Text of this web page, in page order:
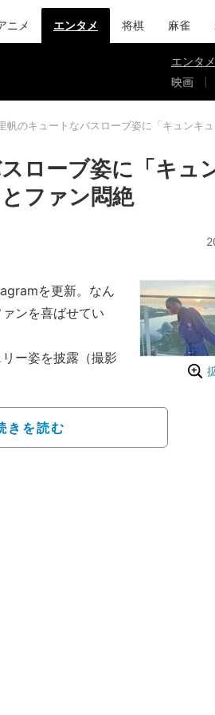
ニメ エンタメ 将棋 麻雀
エンタ
映画
帆のキュートなバスローブ姿に「キュンキ
ローブ姿に「キュ
ファン悶絶
を更新。なん
ンを喜ばせてい
ー姿を披露（撮影
吉岡は、シンガポ
ニティプールのプ
きを読む